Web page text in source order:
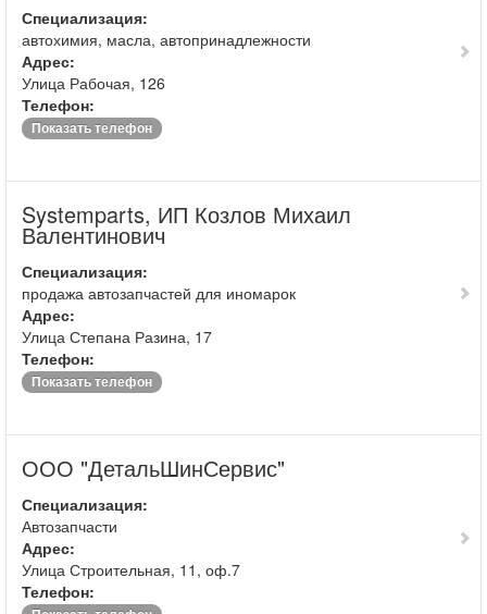
Специализация:
автохимия, масла, автопринадлежности
Адрес:
Улица Рабочая, 126
Телефон:
Показать телефон
Systemparts, ИП Козлов Михаил
Валентинович
Специализация:
продажа автозапчастей для иномарок
Адрес:
Улица Степана Разина, 17
Телефон:
Показать телефон
ООО "ДетальШинСервис"
Специализация:
Автозапчасти
Адрес:
Улица Строительная, 11, оф.7
Телефон: